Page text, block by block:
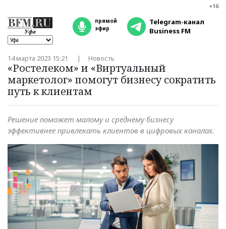
+16
прямой
эфир
Telegram-канал
Business FM
14 марта 2023 15:21 Новость
«Ростелеком» и «Виртуальный
маркетолог» помогут бизнесу сократить
путь к клиентам
Решение поможет малому и среднему бизнесу
эффективнее привлекать клиентов в цифровых каналах.